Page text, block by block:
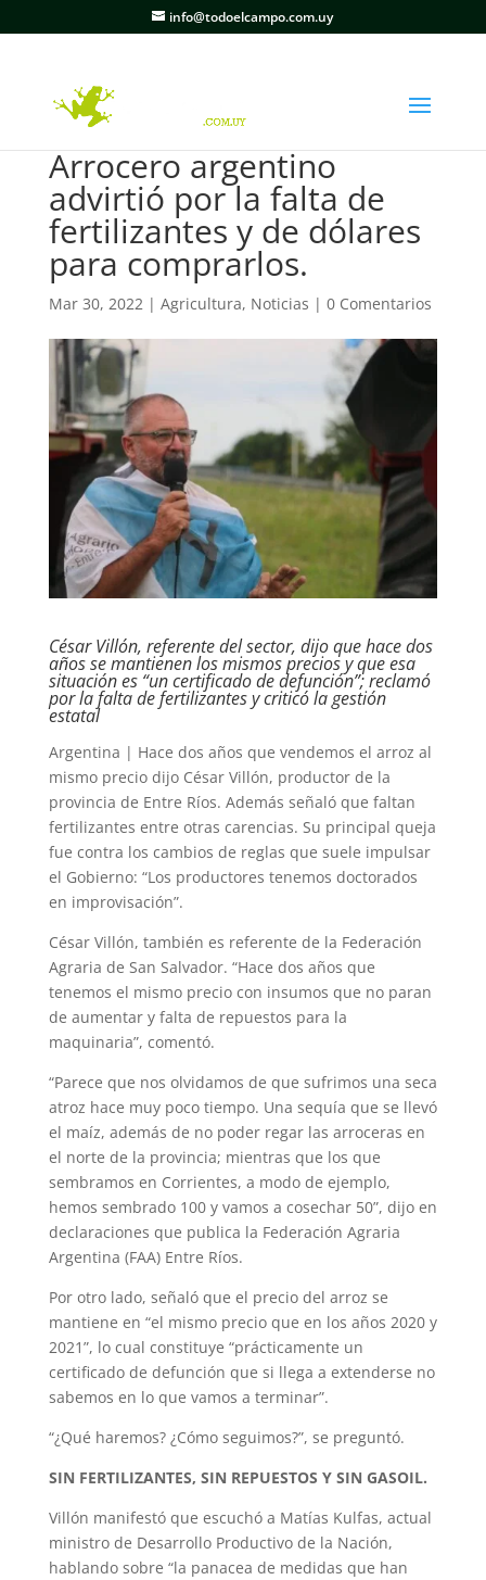
info@todoelcampo.com.uy
Arrocero argentino
advirtió por la falta de
fertilizantes y de dólares
para comprarlos.
Mar 30, 2022| Agricultura, Noticias | 0 Comentarios
César Villón, referente del sector, dijo que hace dos
años se mantienen los mismos precios y que esa
situación es “un certificado de defunción”; reclamó
por la falta de fertilizantes y criticó la gestión
estatal
Argentina | Hace dos años que vendemos el arroz al
mismo precio dijo César Villón, productor de la
provincia de Entre Ríos. Además señaló que faltan
fertilizantes entre otras carencias. Su principal queja
fue contra los cambios de reglas que suele impulsar
el Gobierno: “Los productores tenemos doctorados
en improvisación”.
César Villón, también es referente de la Federación
Agraria de San Salvador. “Hace dos años que
tenemos el mismo precio con insumos que no paran
de aumentar y falta de repuestos para la
maquinaria”, comentó.
“Parece que nos olvidamos de que sufrimos una seca
atroz hace muy poco tiempo. Una sequía que se llevó
el maíz, además de no poder regar las arroceras en
el norte de la provincia; mientras que los que
sembramos en Corrientes, a modo de ejemplo,
hemos sembrado 100 y vamos a cosechar 50”, dijo en
declaraciones que publica la Federación Agraria
Argentina (FAA) Entre Ríos.
Por otro lado, señaló que el precio del arroz se
mantiene en “el mismo precio que en los años 2020 y
2021”, lo cual constituye “prácticamente un
certificado de defunción que si llega a extenderse no
sabemos en lo que vamos a terminar”.
“¿Qué haremos? ¿Cómo seguimos?”, se preguntó.
SIN FERTILIZANTES, SIN REPUESTOS Y SIN GASOIL.
Villón manifestó que escuchó a Matías Kulfas, actual
ministro de Desarrollo Productivo de la Nación,
hablando sobre “la panacea de medidas que han